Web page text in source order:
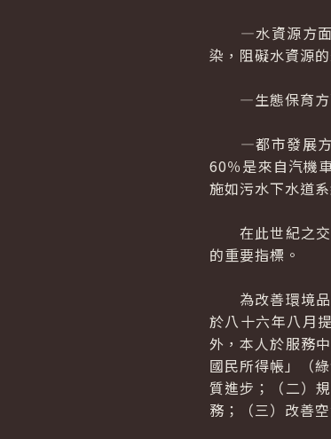
—水資源方面
染，阻礙水資源
—生態保育方面
—都市發展方
60％是來自汽機
施如污水下水道
在此世紀之交
的重要指標。
為改善環境品
於八十六年八月
外，本人於服務
國民所得帳」（
質進步；（二）
務；（三）改善